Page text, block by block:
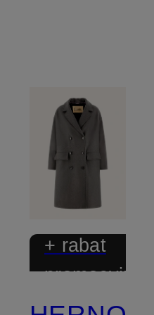
+ rabat
promocyjny